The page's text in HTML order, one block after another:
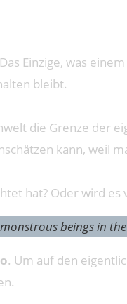
Einzige, was
bleibt.
die Grenze der
kann, weil
hat? Oder wird
beings in
. Um auf den